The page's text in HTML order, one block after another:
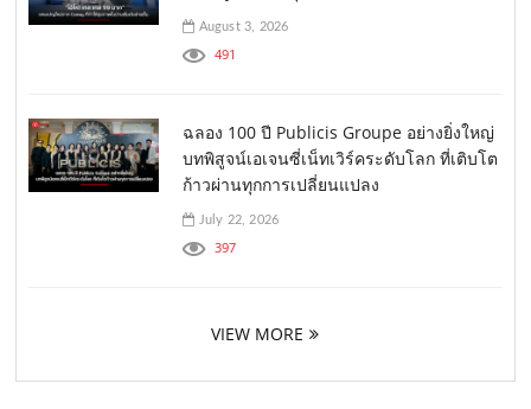
August 3, 2026
491
ฉลอง 100 ปี Publicis Groupe อย่างยิ่งใหญ่
บทพิสูจน์เอเจนซี่เน็ทเวิร์คระดับโลก ที่เติบโต
ก้าวผ่านทุกการเปลี่ยนแปลง
July 22, 2026
397
VIEW MORE